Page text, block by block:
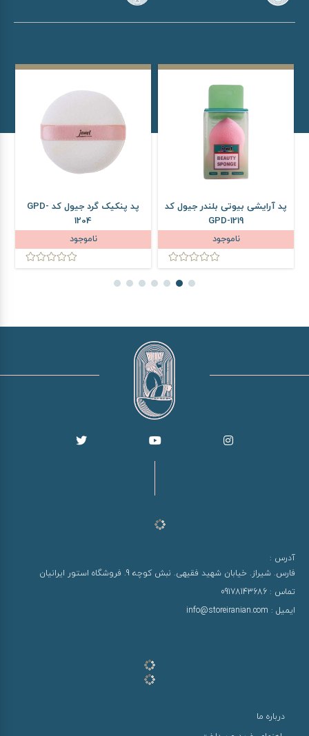
پد آرایشی بیوتی بلندر جیول کد
GPD-1219
ناموجود
پد پنکیک گرد جیول کد GPD-
1204
ناموجود
آدرس :
فارس. شیراز. خیابان شهید فقیهی. نبش کوچه 9. فروشگاه استور ایرانیان
تماس : 09178143686
ایمیل : info@storeiranian.com
درباره ما